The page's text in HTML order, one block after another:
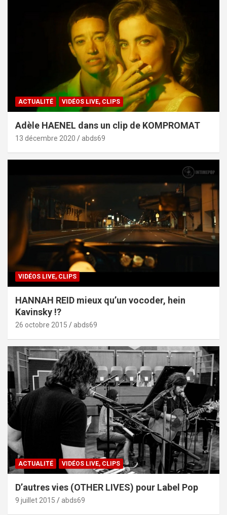
ACTUALITÉ VIDÉOS LIVE, CLIPS
Adèle HAENEL dans un clip de KOMPROMAT
13 décembre 2020 abds69
VIDÉOS LIVE, CLIPS
HANNAH REID mieux qu’un vocoder, hein
Kavinsky !?
26 octobre 2015 abds69
ACTUALITÉ VIDÉOS LIVE, CLIPS
D’autres vies (OTHER LIVES) pour Label Pop
9 juillet 2015 abds69